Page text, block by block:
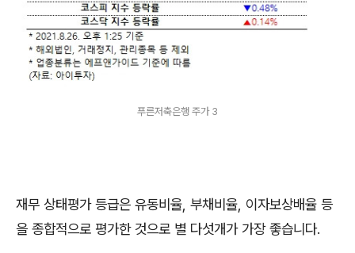
푸른저축은행 주가 3
재무 상태평가 등급은 유동비율, 부채비율, 이자보상배율 등
을 종합적으로 평가한 것으로 별 다섯개가 가장 좋습니다.